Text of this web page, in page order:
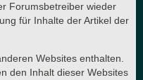
Forumsbetreiber wieder
für Inhalte der Artikel der
Websites enthalten.
den Inhalt dieser Websites